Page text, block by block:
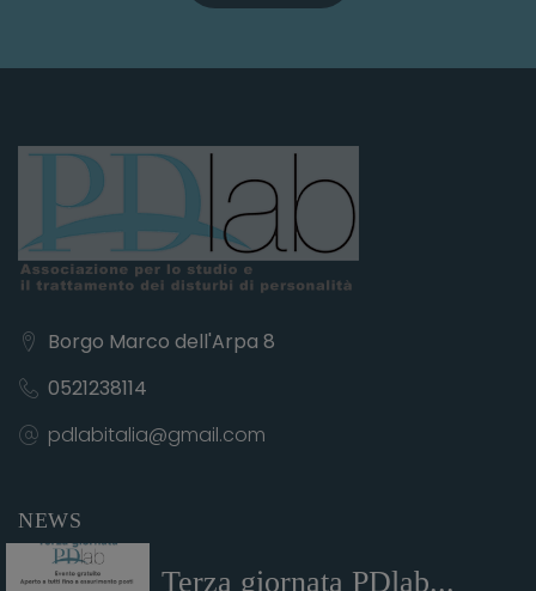
Borgo Marco dell'Arpa 8
0521238114
pdlabitalia@gmail.com
NEWS
Terza giornata PDlab...